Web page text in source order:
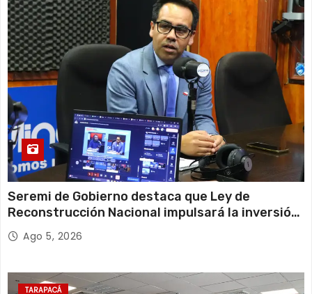
Seremi de Gobierno destaca que Ley de
Reconstrucción Nacional impulsará la inversión
y el empleo en Tarapacá
Ago 5, 2026
TARAPACÁ